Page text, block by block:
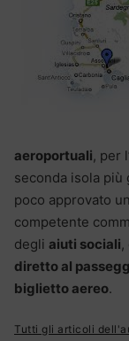
aeroportuali, per l’
seconda isola più
poco approvato un
competente
degli aiuti sociali,
diretto al
biglietto aereo.
Tutti gli articoli